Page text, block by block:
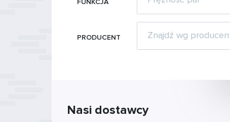
PRODUCENT
Nasi dostawcy